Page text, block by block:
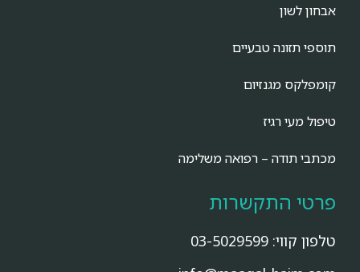
אבחון לשון
תוספי תזונה טבעיים
קומפלקס מגנזיום
טיפול מעי רגיז
מכתבי תודה – רפואה משלימה
פרטי התקשרות
טלפון קווי: 03-5029599